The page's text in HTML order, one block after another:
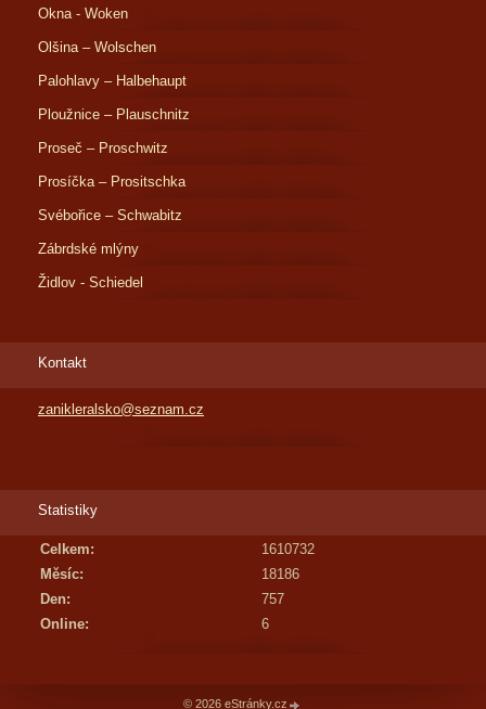
Okna - Woken
Olšina – Wolschen
Palohlavy – Halbehaupt
Ploužnice – Plauschnitz
Proseč – Proschwitz
Prosíčka – Prositschka
Svébořice – Schwabitz
Zábrdské mlýny
Židlov - Schiedel
Kontakt
zanikleralsko@seznam.cz
Statistiky
Online: 6
Celkem:
1610732
Měsíc:
18186
Den:
757
© 2026 eStránky.cz